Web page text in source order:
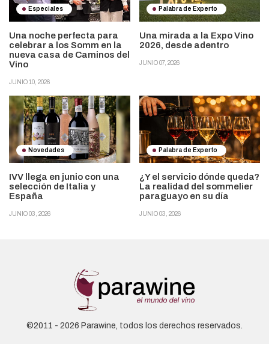
Especiales
Una noche perfecta para
celebrar a los Somm en la
nueva casa de Caminos del
Vino
JUNIO 10, 2026
Palabra de Experto
Una mirada a la Expo Vino
2026, desde adentro
JUNIO 07, 2026
Novedades
IVV llega en junio con una
selección de Italia y
España
JUNIO 03, 2026
Palabra de Experto
¿Y el servicio dónde queda?
La realidad del sommelier
paraguayo en su día
JUNIO 03, 2026
©2011 - 2026 Parawine, todos los derechos reservados.